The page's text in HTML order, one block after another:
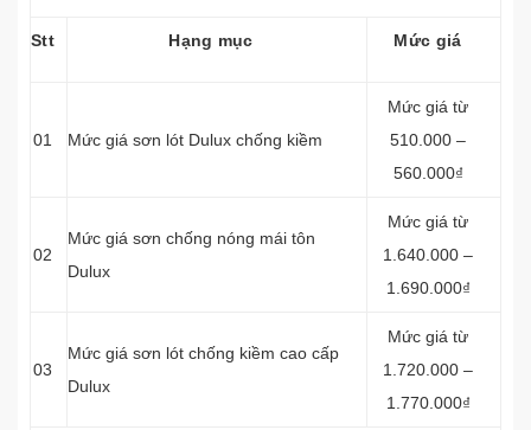
Stt Hạng mục Mức giá
01 Mức giá sơn lót Dulux chống kiềm
Mức giá từ
510.000 –
560.000₫
02
Mức giá sơn chống nóng mái tôn
Dulux
Mức giá từ
1.640.000 –
1.690.000₫
03
Mức giá sơn lót chống kiềm cao cấp
Dulux
Mức giá từ
1.720.000 –
1.770.000₫